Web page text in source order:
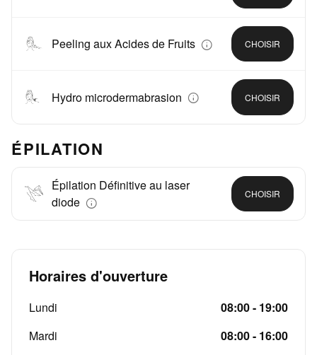
Peeling aux Acides de Fruits CHOISIR
Hydro microdermabrasion CHOISIR
ÉPILATION
Épilation Définitive au laser
diode
CHOISIR
Horaires d'ouverture
Lundi
08:00 - 19:00
Mardi
08:00 - 16:00